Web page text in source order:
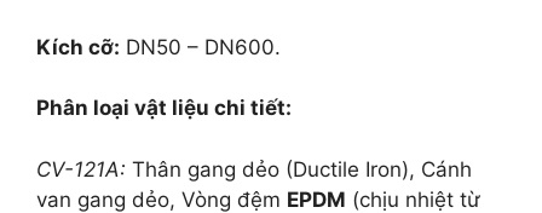
Kích cỡ: DN50 – DN600.
Phân loại vật liệu chi tiết:
CV-121A: Thân gang dẻo (Ductile Iron), Cánh
van gang dẻo, Vòng đệm EPDM (chịu nhiệt từ